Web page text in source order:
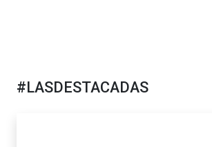
#LASDESTACADAS